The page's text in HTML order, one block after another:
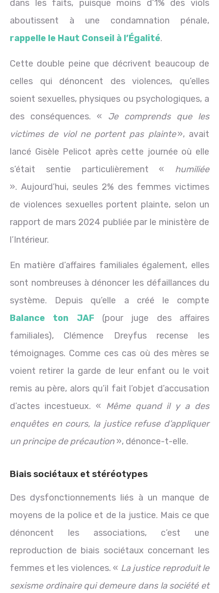
dans les faits, puisque moins d’1% des viols
aboutissent à une condamnation pénale,
rappelle le Haut Conseil à l’Égalité.
Cette double peine que décrivent beaucoup de
celles qui dénoncent des violences, qu’elles
soient sexuelles, physiques ou psychologiques, a
des conséquences. « Je comprends que les
victimes de viol ne portent pas plainte», avait
lancé Gisèle Pelicot après cette journée où elle
s’était sentie particulièrement « humiliée
». Aujourd’hui, seules 2% des femmes victimes
de violences sexuelles portent plainte, selon un
rapport de mars 2024 publiée par le ministère de
l’Intérieur.
En matière d’affaires familiales également, elles
sont nombreuses à dénoncer les défaillances du
système. Depuis qu’elle a créé le compte
Balance ton JAF (pour juge des affaires
familiales), Clémence Dreyfus recense les
témoignages. Comme ces cas où des mères se
voient retirer la garde de leur enfant ou le voit
remis au père, alors qu’il fait l’objet d’accusation
d’actes incestueux. « Même quand il y a des
enquêtes en cours, la justice refuse d’appliquer
un principe de précaution », dénonce-t-elle.
Biais sociétaux et stéréotypes
Des dysfonctionnements liés à un manque de
moyens de la police et de la justice. Mais ce que
dénoncent les associations, c’est une
reproduction de biais sociétaux concernant les
femmes et les violences. « La justice reproduit le
sexisme ordinaire qui demeure dans la société et